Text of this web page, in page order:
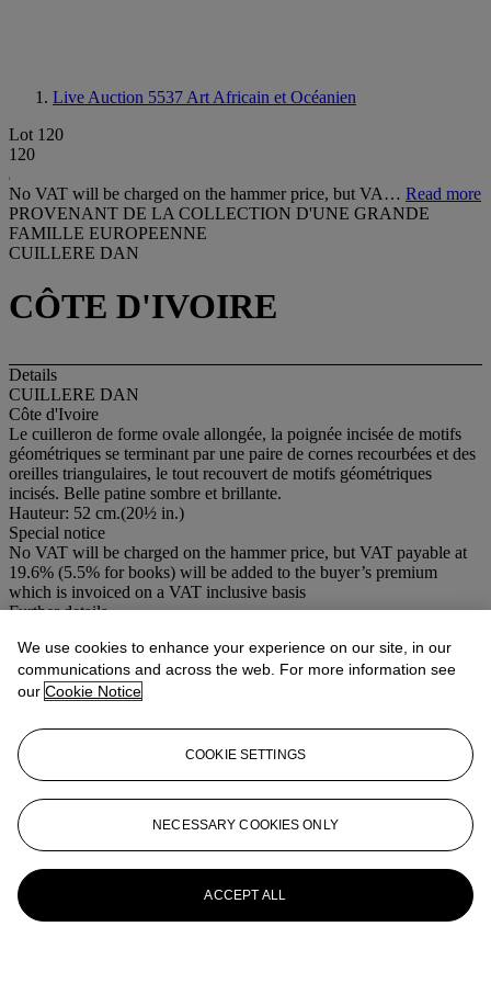
Live Auction 5537 Art Africain et Océanien
Lot 120
120
No VAT will be charged on the hammer price, but VA… Read more
PROVENANT DE LA COLLECTION D'UNE GRANDE
FAMILLE EUROPEENNE
CUILLERE DAN
CÔTE D'IVOIRE
Details
CUILLERE DAN
Côte d'Ivoire
Le cuilleron de forme ovale allongée, la poignée incisée de motifs
géométriques se terminant par une paire de cornes recourbées et des
oreilles triangulaires, le tout recouvert de motifs géométriques
incisés. Belle patine sombre et brillante.
Hauteur: 52 cm.(20½ in.)
Special notice
No VAT will be charged on the hammer price, but VAT payable at
19.6% (5.5% for books) will be added to the buyer’s premium
which is invoiced on a VAT inclusive basis
Further details
More fromArt Africain et Océanien
View All
View All
We use cookies to enhance your experience on our site, in our
communications and across the web. For more information see
our Cookie Notice
COOKIE SETTINGS
NECESSARY COOKIES ONLY
ACCEPT ALL